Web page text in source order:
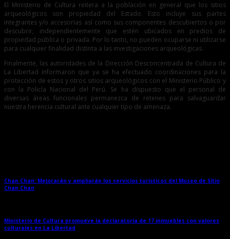
El Ministerio de Cultura reitera a la población en general que los sitios
arqueológicos son propiedad del Estado. Esto incluye sus partes
integrantes y/o accesorias así como sus componentes descubiertos o por
descubrir, independientemente que estén ubicados en predios de
propiedad pública o privada. Por lo tanto, no pueden ocuparse ni utilizarse
para cualquier finalidad distinta a las investigaciones arqueológicas.
Finalmente, las autoridades de la Dirección Desconcentrada de Cultura de
La Libertad informaron que ya se ha efectuado coordinaciones para la
protección de estos y otros sitios arqueológicos con el Ministerio Público y
con la Policía Nacional del Perú. Se ha dispuesto que el personal de
diversas áreas funcionales permanezca de retenes para salvaguardar
nuestra herencia cultural ante cualquier tipo de amenaza.
Chan Chan: Mejorarán y ampliarán los servicios turísticos del Museo de Sitio
Chan Chan
Ministerio de Cultura promueve la declaratoria de 17 inmuebles con valores
culturales en La Libertad